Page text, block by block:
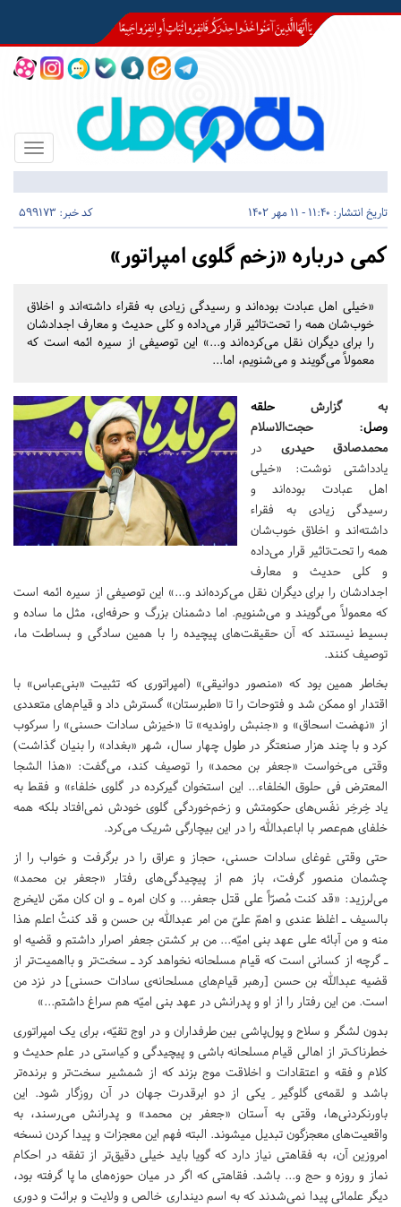
Toggle
تاریخ انتشار: 11:40 - 11 مهر 1402 کد خبر: 599173
کمی درباره «زخم گلوی امپراتور»
«خیلی اهل عبادت بوده‌اند و رسیدگی زیادی به فقراء داشته‌اند و اخلاق
خوب‌شان همه را تحت‌تاثیر قرار می‌داده و کلی حدیث و معارف اجدادشان
را برای دیگران نقل می‌کرده‌اند و...» این توصیفی از سیره ائمه است که
معمولاً می‌گویند و می‌شنویم، اما...
به گزارش حلقه
وصل:
حجت‌الاسلام
محمدصادق حیدری در
یادداشتی نوشت: «خیلی
اهل عبادت بوده‌اند و
رسیدگی زیادی به فقراء
داشته‌اند و اخلاق خوب‌شان
همه را تحت‌تاثیر قرار می‌داده
و کلی حدیث و معارف
اجدادشان را برای دیگران نقل می‌کرده‌اند و...» این توصیفی از سیره ائمه است
که معمولاً می‌گویند و می‌شنویم. اما دشمنان بزرگ و حرفه‌ای، مثل ما ساده و
بسیط نیستند که آن حقیقت‌های پیچیده را با همین سادگی و بساطت ما،
توصیف کنند.
بخاطر همین بود که «منصور دوانیقی» (امپراتوری که تثبیت «بنی‌عباس» با
اقتدار او ممکن شد و فتوحات را تا «طبرستان» گسترش داد و قیام‌های متعددی
از «نهضت اسحاق» و «جنبش راوندیه» تا «خیزش سادات حسنی» را سرکوب
کرد و با چند هزار صنعتگر در طول چهار سال، شهر «بغداد» را بنیان گذاشت)
وقتی می‌خواست «جعفر بن محمد» را توصیف کند، می‌گفت: «هذا الشجا
المعترض فی حلوق الخلفاء... این استخوان گیرکرده در گلوی خلفاء» و فقط به
یاد خِرخِر نفَس‌های حکومتش و زخم‌خوردگی گلوی خودش نمی‌افتاد بلکه همه
خلفای هم‌عصر با اباعبدالله را در این بیچارگی شریک می‌کرد.
حتی وقتی غوغای سادات حسنی، حجاز و عراق را در برگرفت و خواب را از
چشمان منصور گرفت، باز هم از پیچیدگی‌های رفتار «جعفر بن محمد»
می‌لرزید: «قد کنت مُصرّاً علی قتل جعفر... و کان امره ـ و ان کان ممّن لایخرج
بالسیف ـ اغلظ عندی و اهمّ علیّ من امر عبدالله بن حسن و قد کنتُ اعلم هذا
منه و من آبائه علی عهد بنی امیّه... من بر کشتن جعفر اصرار داشتم و قضیه او
ـ گرچه از کسانی است که قیام مسلحانه نخواهد کرد ـ سخت‌تر و بااهمیت‌تر از
قضیه عبدالله بن حسن [رهبر قیام‌های مسلحانه‌ی سادات حسنی] در نزد من
است. من این رفتار را از او و پدرانش در عهد بنی امیّه هم سراغ داشتم...»
بدون لشگر و سلاح و پول‌پاشی بین طرفداران و در اوج تقیّه، برای یک امپراتوری
خطرناک‌تر از اهالی قیام مسلحانه باشی و پیچیدگی و کیاستی در علم حدیث و
کلام و فقه و اعتقادات و اخلاقت موج بزند که از شمشیر سخت‌تر و برنده‌تر
باشد و لقمه‌ی گلوگیر ِ یکی از دو ابرقدرت جهان در آن روزگار شود. این
باورنکردنی‌ها، وقتی به آستان «جعفر بن محمد» و پدرانش می‌رسند، به
واقعیت‌های معجزگون تبدیل میشوند. البته فهم این معجزات و پیدا کردن نسخه
امروزین آن، به فقاهتی نیاز دارد که گویا باید خیلی دقیق‌تر از تفقه در احکام
نماز و روزه و حج و... باشد. فقاهتی که اگر در میان حوزه‌های ما پا گرفته بود،
دیگر علمائی پیدا نمی‌شدند که به اسم دینداری خالص و ولایت و برائت و دوری